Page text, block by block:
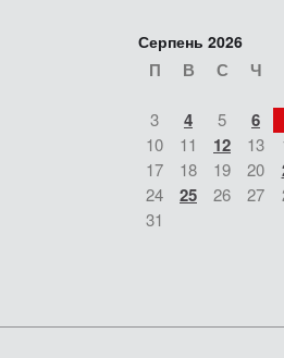
Серпень 2026
П В С Ч
3 4 5 6
10
11 12 13
17
18 19 20
24
25 26 27
31